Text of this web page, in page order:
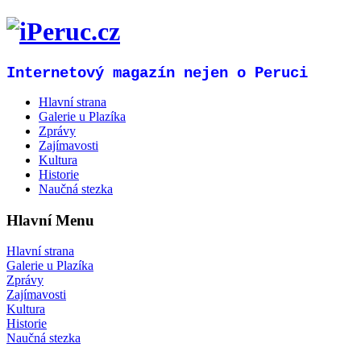
Internetový magazín nejen o Peruci
Hlavní strana
Galerie u Plazíka
Zprávy
Zajímavosti
Kultura
Historie
Naučná stezka
Hlavní Menu
Hlavní strana
Galerie u Plazíka
Zprávy
Zajímavosti
Kultura
Historie
Naučná stezka